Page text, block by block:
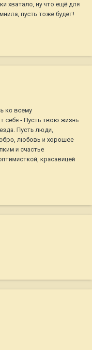
хватало, ну что ещё для
пусть тоже будет!
ко всему
себя - Пусть твою жизнь
Пусть люди,
любовь и хорошее
и счастье
красавицей